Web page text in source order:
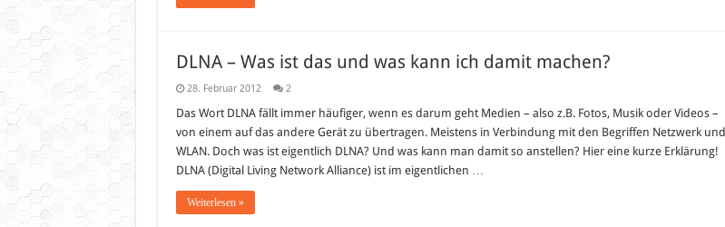
DLNA – Was ist das und was kann ich damit machen?
28. Februar 2012 2
Das Wort DLNA fällt immer häufiger, wenn es darum geht Medien – also z.B. Fotos, Musik oder Videos –
von einem auf das andere Gerät zu übertragen. Meistens in Verbindung mit den Begriffen Netzwerk und
WLAN. Doch was ist eigentlich DLNA? Und was kann man damit so anstellen? Hier eine kurze Erklärung!
DLNA (Digital Living Network Alliance) ist im eigentlichen …
Weiterlesen »